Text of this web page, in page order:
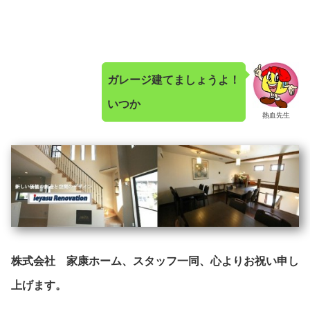
熱血先生
ガレージ建てましょうよ！
いつか
株式会社 家康ホーム、スタッフ一同、心よりお祝い申し
上げます。